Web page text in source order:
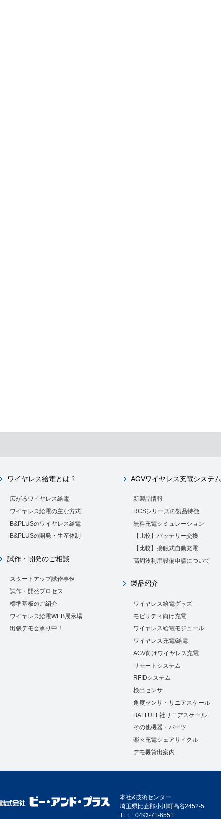
ワイヤレス給電とは？
広がるワイヤレス給電
ワイヤレス給電の主な方式
B&PLUSのワイヤレス給電
B&PLUSの開発・生産体制
試作・開発のご相談
スタートアップ試作事例
試作・開発プロセス
標準基板のご紹介
ワイヤレス給電WEB展示場
出張デモ会承り中！
AGVワイヤレス充電システム
新製品情報
RCSシリーズの製品特徴
無料充電シミュレーション
【比較】バッテリー交換
【比較】接触式自動充電
高周波利用設備申請について
製品紹介
ワイヤレス給電グッズ
モビリティ向け充電
ワイヤレス給電モジュール
ワイヤレス充電/給電
AGV向けワイヤレス充電
リモートシステム
RFIDシステム
検出センサ
角度センサ・リニアスケール
BALLUFF社リニアスケール
その他機器・パーツ
楽々充電シェアサイクル
デモ機貸出案内
本社&技術センター
埼玉県比企郡小川町高谷2452-5
TEL : 0493-71-6551